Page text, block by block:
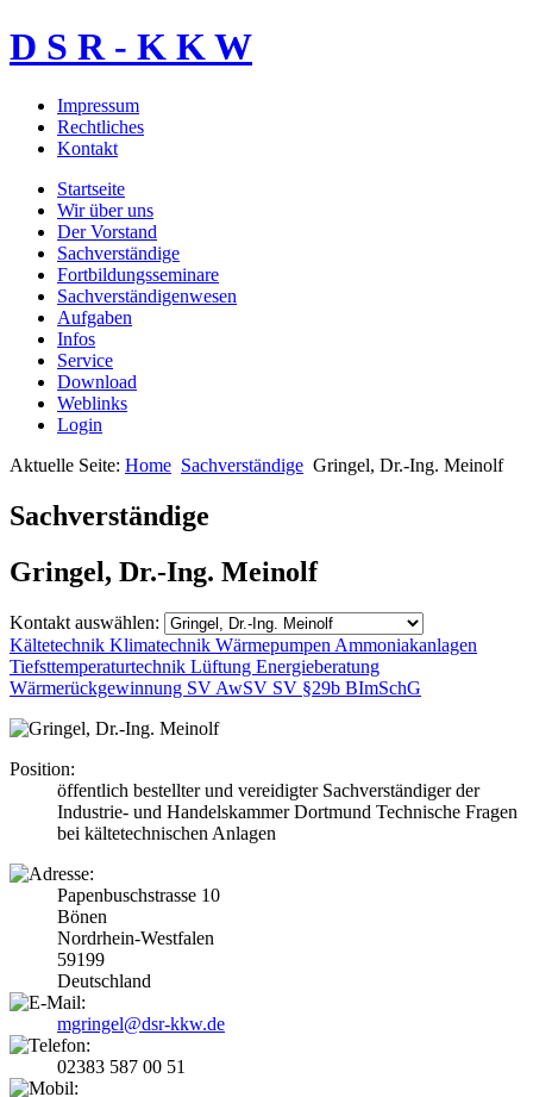
D S R - K K W
Impressum
Rechtliches
Kontakt
Startseite
Wir über uns
Der Vorstand
Sachverständige
Fortbildungsseminare
Sachverständigenwesen
Aufgaben
Infos
Service
Download
Weblinks
Login
Aktuelle Seite: Home Sachverständige Gringel, Dr.-Ing. Meinolf
Sachverständige
Gringel, Dr.-Ing. Meinolf
Kontakt auswählen:
Kältetechnik Klimatechnik Wärmepumpen Ammoniakanlagen
Tiefsttemperaturtechnik Lüftung Energieberatung
Wärmerückgewinnung SV AwSV SV §29b BImSchG
Position:
öffentlich bestellter und vereidigter Sachverständiger der
Industrie- und Handelskammer Dortmund Technische Fragen
bei kältetechnischen Anlagen
Papenbuschstrasse 10
Bönen
Nordrhein-Westfalen
59199
Deutschland
mgringel@dsr-kkw.de
02383 587 00 51